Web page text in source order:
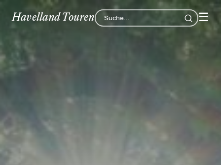
Havelland Touren ☰